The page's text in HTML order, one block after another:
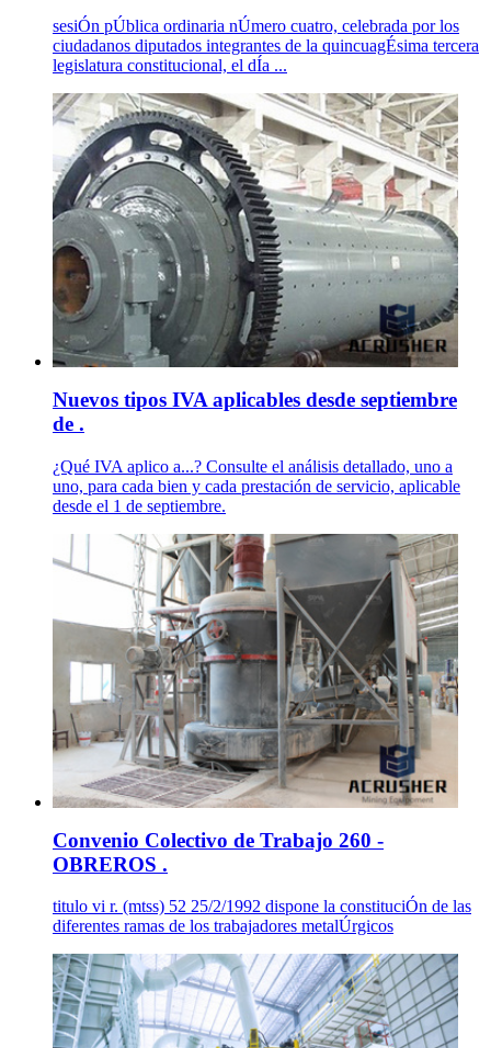
sesiÓn pÚblica ordinaria nÚmero cuatro, celebrada por los
ciudadanos diputados integrantes de la quincuagÉsima tercera
legislatura constitucional, el dÍa ...
Nuevos tipos IVA aplicables desde septiembre
de .
¿Qué IVA aplico a...? Consulte el análisis detallado, uno a
uno, para cada bien y cada prestación de servicio, aplicable
desde el 1 de septiembre.
Convenio Colectivo de Trabajo 260 -
OBREROS .
titulo vi r. (mtss) 52 25/2/1992 dispone la constituciÓn de las
diferentes ramas de los trabajadores metalÚrgicos